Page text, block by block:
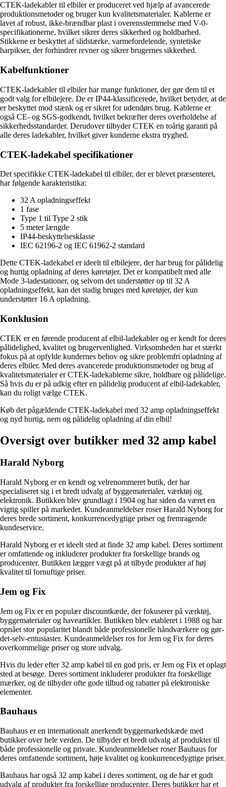
CTEK-ladekabler til elbiler er produceret ved hjælp af avancerede
produktionsmetoder og bruger kun kvalitetsmaterialer. Kablerne er
lavet af robust, ikke-brændbar plast i overensstemmelse med V-0-
specifikationerne, hvilket sikrer deres sikkerhed og holdbarhed.
Stikkene er beskyttet af slidstærke, varmefordelende, syntetiske
harpikser, der forhindrer revner og sikrer brugernes sikkerhed.
Kabelfunktioner
CTEK-ladekabler til elbiler har mange funktioner, der gør dem til et
godt valg for elbilejere. De er IP44-klassificerede, hvilket betyder, at de
er beskyttet mod stænk og er sikret for udendørs brug. Kablerne er
også CE- og SGS-godkendt, hvilket bekræfter deres overholdelse af
sikkerhedsstandarder. Derudover tilbyder CTEK en toårig garanti på
alle deres ladekabler, hvilket giver kunderne ekstra tryghed.
CTEK-ladekabel specifikationer
Det specifikke CTEK-ladekabel til elbiler, der er blevet præsenteret,
har følgende karakteristika:
32 A opladningseffekt
1 fase
Type 1 til Type 2 stik
5 meter længde
IP44-beskyttelsesklasse
IEC 62196-2 og IEC 61962-2 standard
Dette CTEK-ladekabel er ideelt til elbilejere, der har brug for pålidelig
og hurtig opladning af deres køretøjer. Det er kompatibelt med alle
Mode 3-ladestationer, og selvom det understøtter op til 32 A
opladningseffekt, kan det stadig bruges med køretøjer, der kun
understøtter 16 A opladning.
Konklusion
CTEK er en førende producent af elbil-ladekabler og er kendt for deres
pålidelighed, kvalitet og brugervenlighed. Virksomheden har et stærkt
fokus på at opfylde kundernes behov og sikre problemfri opladning af
deres elbiler. Med deres avancerede produktionsmetoder og brug af
kvalitetsmaterialer er CTEK-ladekablerne sikre, holdbare og pålidelige.
Så hvis du er på udkig efter en pålidelig producent af elbil-ladekabler,
kan du roligt vælge CTEK.
Køb det pågældende CTEK-ladekabel med 32 amp opladningseffekt
og nyd hurtig, nem og pålidelig opladning af din elbil!
Oversigt over butikker med 32 amp kabel
Harald Nyborg
Harald Nyborg er en kendt og velrenommeret butik, der har
specialiseret sig i et bredt udvalg af byggematerialer, værktøj og
elektronik. Butikken blev grundlagt i 1904 og har siden da været en
vigtig spiller på markedet. Kundeanmeldelser roser Harald Nyborg for
deres brede sortiment, konkurrencedygtige priser og fremragende
kundeservice.
Harald Nyborg er et ideelt sted at finde 32 amp kabel. Deres sortiment
er omfattende og inkluderer produkter fra forskellige brands og
producenter. Butikken lægger vægt på at tilbyde produkter af høj
kvalitet til fornuftige priser.
Jem og Fix
Jem og Fix er en populær discountkæde, der fokuserer på værktøj,
byggematerialer og haveartikler. Butikken blev etableret i 1988 og har
opnået stor popularitet blandt både professionelle håndværkere og gør-
det-selv-entusiaster. Kundeanmeldelser ros for Jem og Fix for deres
overkommelige priser og store udvalg.
Hvis du leder efter 32 amp kabel til en god pris, er Jem og Fix et oplagt
sted at besøge. Deres sortiment inkluderer produkter fra forskellige
mærker, og de tilbyder ofte gode tilbud og rabatter på elektroniske
elementer.
Bauhaus
Bauhaus er en internationalt anerkendt byggemarkedskæde med
butikker over hele verden. De tilbyder et bredt udvalg af produkter til
både professionelle og private. Kundeanmeldelser roser Bauhaus for
deres omfattende sortiment, høje kvalitet og konkurrencedygtige priser.
Bauhaus har også 32 amp kabel i deres sortiment, og de har et godt
udvalg af produkter fra forskellige producenter. Deres butikker har et